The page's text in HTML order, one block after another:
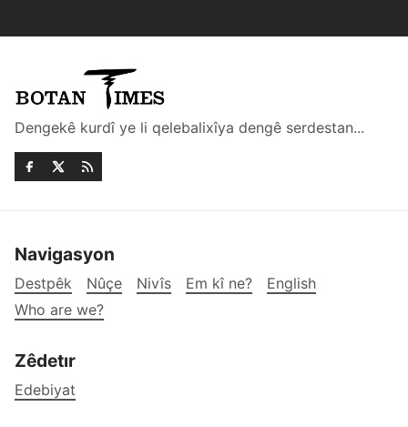
Dengekê kurdî ye li qelebalixîya dengê serdestan...
Navigasyon
Destpêk Nûçe Nivîs Em kî ne?
English
Who are we?
Zêdetır
Edebiyat